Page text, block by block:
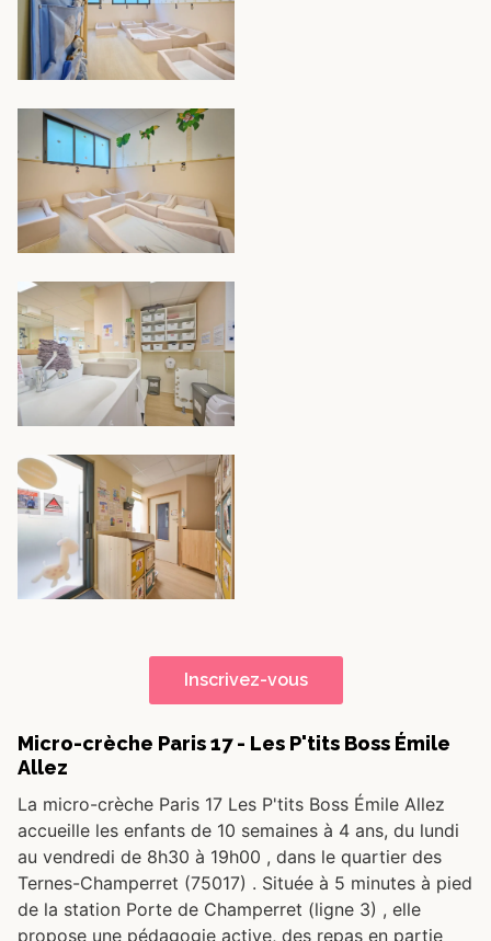
Inscrivez-vous
Micro-crèche Paris 17 - Les P'tits Boss Émile
Allez
La micro-crèche Paris 17 Les P'tits Boss Émile Allez
accueille les enfants de 10 semaines à 4 ans, du lundi
au vendredi de 8h30 à 19h00 , dans le quartier des
Ternes-Champerret (75017) . Située à 5 minutes à pied
de la station Porte de Champerret (ligne 3) , elle
propose une pédagogie active, des repas en partie